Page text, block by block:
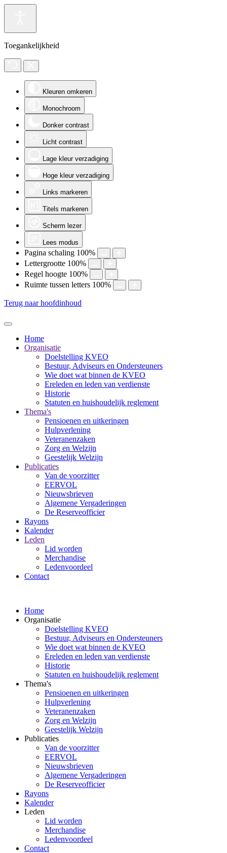
Toegankelijkheid
Kleuren omkeren
Monochroom
Donker contrast
Licht contrast
Lage kleur verzadiging
Hoge kleur verzadiging
Links markeren
Titels markeren
Scherm lezer
Lees modus
Pagina schaling 100%
Lettergrootte 100%
Regel hoogte 100%
Ruimte tussen letters 100%
Terug naar hoofdinhoud
Home
Organisatie
Doelstelling KVEO
Bestuur, Adviseurs en Ondersteuners
Wie doet wat binnen de KVEO
Ereleden en leden van verdienste
Historie
Statuten en huishoudelijk reglement
Thema's
Pensioenen en uitkeringen
Hulpverlening
Veteranenzaken
Zorg en Welzijn
Geestelijk Welzijn
Publicaties
Van de voorzitter
EERVOL
Nieuwsbrieven
Algemene Vergaderingen
De Reserveofficier
Rayons
Kalender
Leden
Lid worden
Merchandise
Ledenvoordeel
Contact
Home
Organisatie
Doelstelling KVEO
Bestuur, Adviseurs en Ondersteuners
Wie doet wat binnen de KVEO
Ereleden en leden van verdienste
Historie
Statuten en huishoudelijk reglement
Thema's
Pensioenen en uitkeringen
Hulpverlening
Veteranenzaken
Zorg en Welzijn
Geestelijk Welzijn
Publicaties
Van de voorzitter
EERVOL
Nieuwsbrieven
Algemene Vergaderingen
De Reserveofficier
Rayons
Kalender
Leden
Lid worden
Merchandise
Ledenvoordeel
Contact